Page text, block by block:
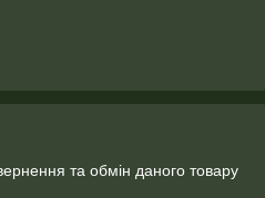
та обмін даного товару